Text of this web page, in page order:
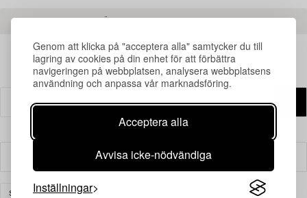
Genom att klicka på "acceptera alla" samtycker du till
lagring av cookies på din enhet för att förbättra
navigeringen på webbplatsen, analysera webbplatsens
användning och anpassa vår marknadsföring.
Acceptera alla
Avvisa icke-nödvändiga
Inställningar
Filter
SMYCKEN RENSA ALLA